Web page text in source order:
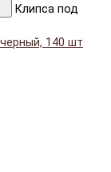
Клипса под